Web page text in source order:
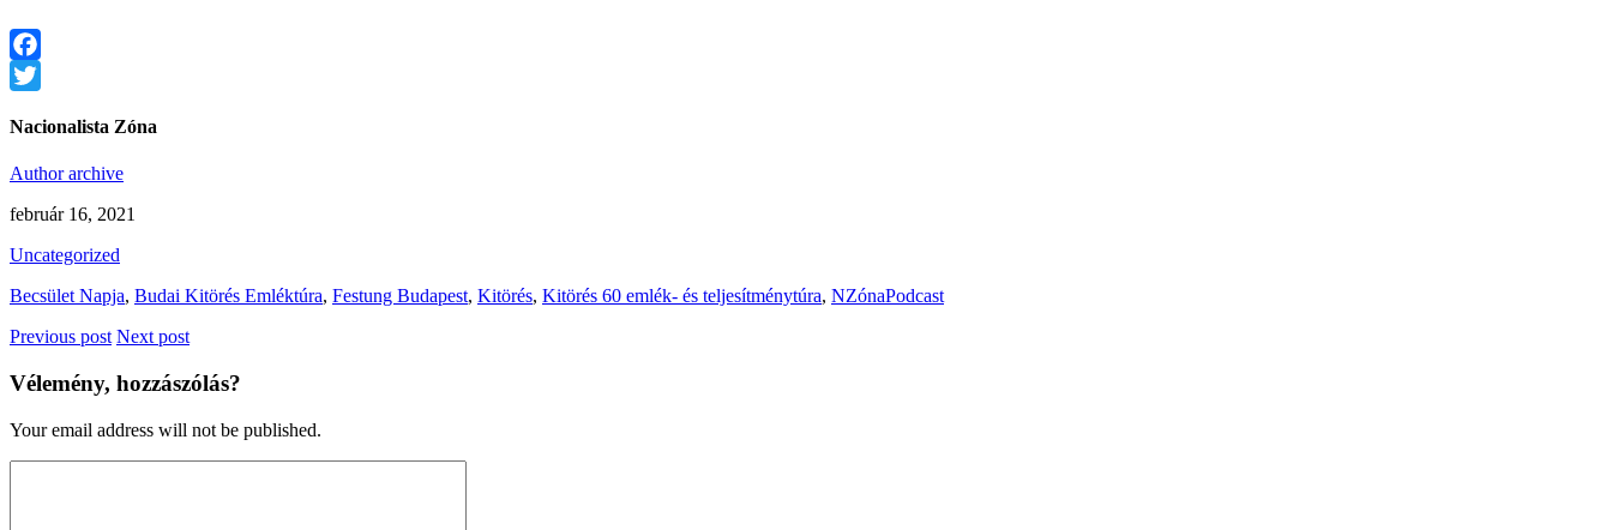
Facebook
Nacionalista Zóna
Author archive
február 16, 2021
Uncategorized
Becsület Napja, Budai Kitörés Emléktúra, Festung Budapest, Kitörés, Kitörés 60 emlék- és teljesítménytúra, NZónaPodcast
Previous post Next post
Vélemény, hozzászólás?
Your email address will not be published.